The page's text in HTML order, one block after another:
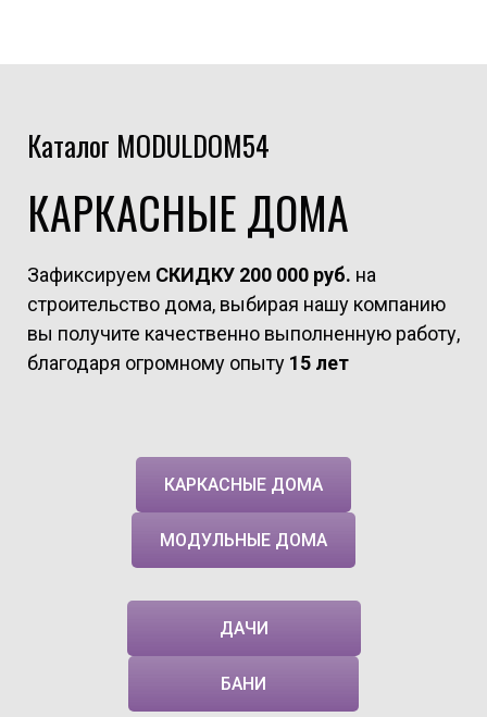
Каталог MODULDOM54
КАРКАСНЫЕ ДОМА
Зафиксируем СКИДКУ 200 000 руб. на
строительство дома, выбирая нашу компанию
вы получите качественно выполненную работу,
благодаря огромному опыту 15 лет
КАРКАСНЫЕ ДОМА
МОДУЛЬНЫЕ ДОМА
ДАЧИ
БАНИ